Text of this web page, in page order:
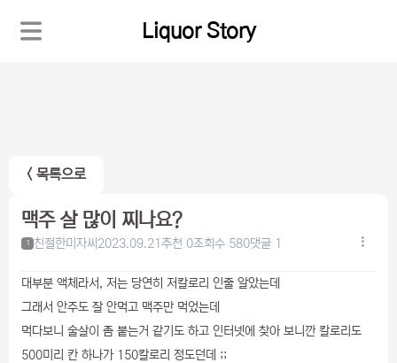
Liquor Story
< 목록으로
맥주 살 많이 찌나요?
1 친절한미자씨 2023.09.21추천 0조회수 580댓글 1
대부분 액체라서, 저는 당연히 저칼로리 인줄 알았는데
그래서 안주도 잘 안먹고 맥주만 먹었는데
먹다보니 술살이 좀 붙는거 같기도 하고 인터넷에 찾아 보니깐 칼로리도
500미리 칸 하나가 150칼로리 정도던데 ;;